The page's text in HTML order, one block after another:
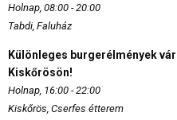
Holnap, 08:00 - 20:00
Tabdi, Faluház
Különleges burgerélmények
Kiskőrösön!
Holnap, 16:00 - 22:00
Kiskőrös, Cserfes étterem